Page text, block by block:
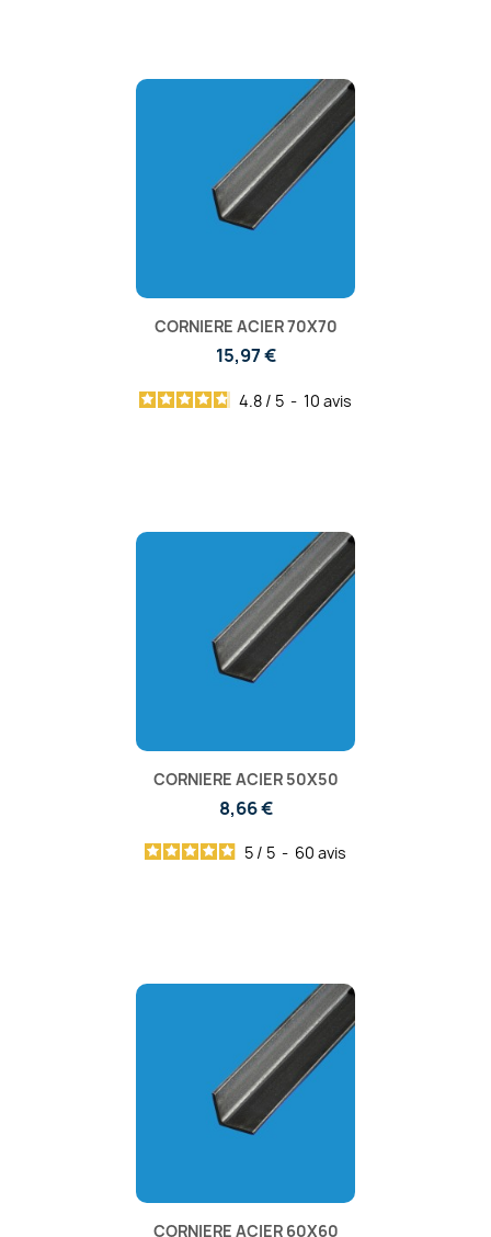
CORNIERE ACIER 70X70
15,97 €
4.8 / 5 - 10 avis
CORNIERE ACIER 50X50
8,66 €
5 / 5 - 60 avis
CORNIERE ACIER 60X60